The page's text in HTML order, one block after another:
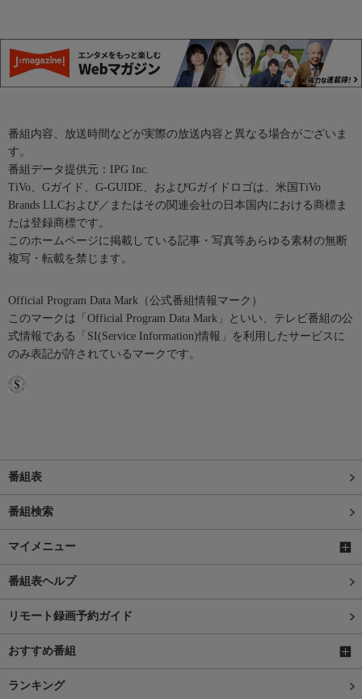
番組内容、放送時間などが実際の放送内容と異なる場合がございま
す。
番組データ提供元：IPG Inc.
TiVo、Gガイド、G-GUIDE、およびGガイドロゴは、米国TiVo
Brands LLCおよび／またはその関連会社の日本国内における商標ま
たは登録商標です。
このホームページに掲載している記事・写真等あらゆる素材の無断
複写・転載を禁じます。
Official Program Data Mark（公式番組情報マーク）
このマークは「Official Program Data Mark」といい、テレビ番組の公
式情報である「SI(Service Information)情報」を利用したサービスに
のみ表記が許されているマークです。
番組表
番組検索
マイメニュー
番組表ヘルプ
リモート録画予約ガイド
おすすめ番組
ランキング